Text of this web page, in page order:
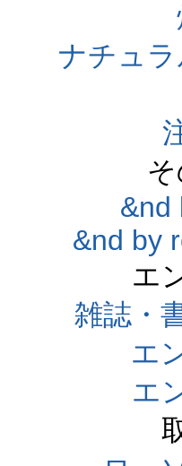
ナチュ
&nd
&nd by
エ
雑誌・
エ
エ